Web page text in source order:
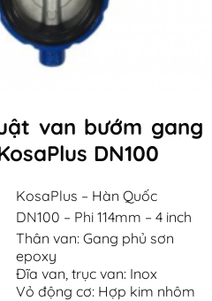
van bướm gang
DN100
KosaPlus – Hàn Quốc
DN100 – Phi 114mm – 4 inch
Thân van: Gang phủ sơn
epoxy
Đĩa van, trục van: Inox
Vỏ động cơ: Hợp kim nhôm